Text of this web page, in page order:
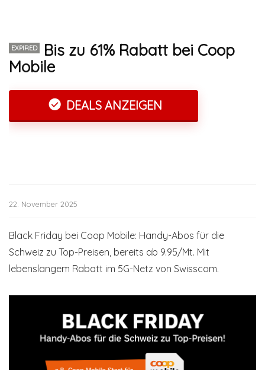
EXPIRED
Bis zu 61% Rabatt bei Coop
Mobile
DEALS ANZEIGEN
22. November 2025
Black Friday bei Coop Mobile: Handy-Abos für die
Schweiz zu Top-Preisen, bereits ab 9.95/Mt. Mit
lebenslangem Rabatt im 5G-Netz von Swisscom.